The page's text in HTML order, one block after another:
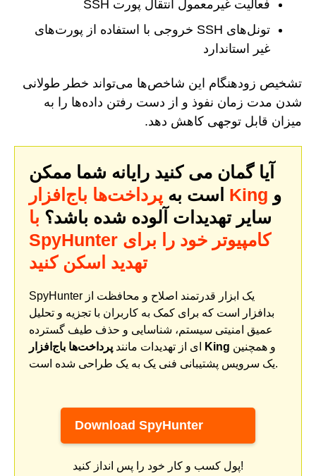
فعالیت غیرمعمول انتقال پورت SSH
تونل‌های SSH خروجی با استفاده از پورت‌های
غیر استاندارد
تشخیص زودهنگام این شاخص‌ها می‌تواند خطر طولانی
شدن مدت زمان نفوذ و از دست رفتن داده‌ها را به
میزان قابل توجهی کاهش دهد.
آیا گمان می کنید رایانه شما ممکن
است به پرداخت‌ها باج‌افزار King
سایر تهدیدات آلوده شده باشد؟ با
SpyHunter کامپیوتر خود را برای
تهدید اسکن کنید
SpyHunter یک ابزار قدرتمند اصلاح و محافظت از
بدافزار است که برای کمک به کاربران با تجزیه و تحلیل
عمیق امنیتی سیستم، شناسایی و حذف طیف گسترده
ای از تهدیدات مانند
پرداخت‌ها باج‌افزار King
یک سرویس پشتیبانی فنی یک به یک طراحی شده است.
Download SpyHunter
پول کسب و کار خود را پس انداز کنید!